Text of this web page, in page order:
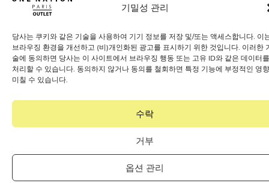
기밀성 관리
당사는 쿠키와 같은 기술을 사용하여 기기 정보를 저장 및/또는 액세스합니다. 이
브라우징 환경을 개선하고 (비)개인화된 광고를 표시하기 위한 것입니다. 이러한
술에 동의하면 당사는 이 사이트에서 브라우징 행동 또는 고유 ID와 같은 데이터를
처리할 수 있습니다. 동의하지 않거나 동의를 철회하면 특정 기능에 부정적인 영
미칠 수 있습니다.
수락
거부
옵션 관리